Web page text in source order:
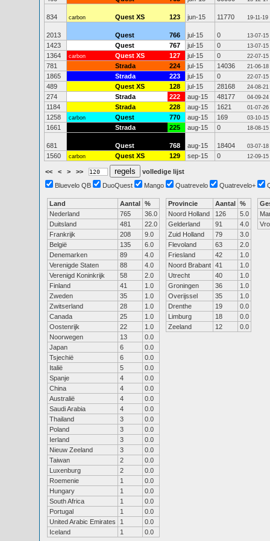
834 carbon Quest XS 123 jun-15 11770 19-11-19
2013 Quest 766 jul-15 0 13-07-15
1423 Quest 767 jul-15 0 13-07-15
1364 carbon Quest XS 127 jul-15 0 22-07-15
781 Strada 224 jul-15 14036 21-06-18
1865 Strada 223 jul-15 0 22-07-15
489 Quest XS 128 jul-15 28168 24-08-21
274 Strada 222 aug-15 48177 04-09-24
1184 Strada 228 aug-15 1621 01-07-26
1258 carbon Quest 770 aug-15 169 03-10-15
1661 Strada 225 aug-15 0 18-08-15
681 Quest 768 aug-15 18404 03-07-18
1560 carbon Quest XS 129 sep-15 0 12-09-15
<< < > >>
volledige lijst
Bluevelo QB
DuoQuest Mango Quatrevelo Quatrevelo+
Land Aantal %
Nederland
765
36.0
Duitsland
481
22.0
Frankrijk
208
9.0
België
135
6.0
Denemarken
89
4.0
Verenigde Staten
88
4.0
Verenigd Koninkrijk
58
2.0
Finland
41
1.0
Zweden
35
1.0
Zwitserland
28
1.0
Canada
25
1.0
Oostenrijk
22
1.0
Noorwegen
13
0.0
Japan
6
0.0
Tsjechië
6
0.0
Italië
5
0.0
Spanje
4
0.0
China
4
0.0
Australië
4
0.0
Saudi Arabia
4
0.0
Thailand
3
0.0
Poland
3
0.0
Ierland
3
0.0
Nieuw Zeeland
3
0.0
Taiwan
2
0.0
Luxenburg
2
0.0
Roemenie
1
0.0
Hungary
1
0.0
South Africa
1
0.0
Portugal
1
0.0
United Arabic Emirates
1
0.0
Iceland
1 0.0
Provincie Aantal %
Noord Holland
126
5.0
Gelderland
91
4.0
Zuid Holland
79
3.0
Flevoland
63
2.0
Friesland
42
1.0
Noord Brabant 41
1.0
Utrecht
40
1.0
Groningen
36
1.0
Overijssel
35
1.0
Drenthe
19
0.0
Limburg
18
0.0
Zeeland
12 0.0